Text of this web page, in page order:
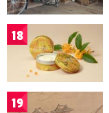
18
19